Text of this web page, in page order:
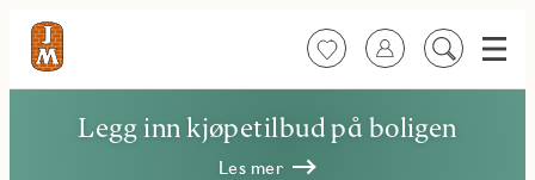
FavoritterLogg inn
Søk
Meny
Legg inn kjøpetilbud på boligen
Les mer